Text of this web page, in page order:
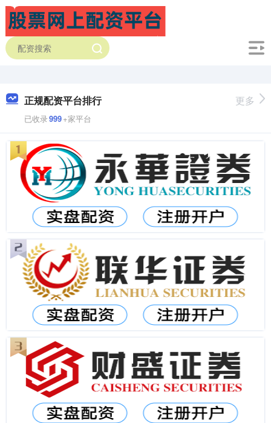
正规配资平台排行
已收录999+家平台
更多